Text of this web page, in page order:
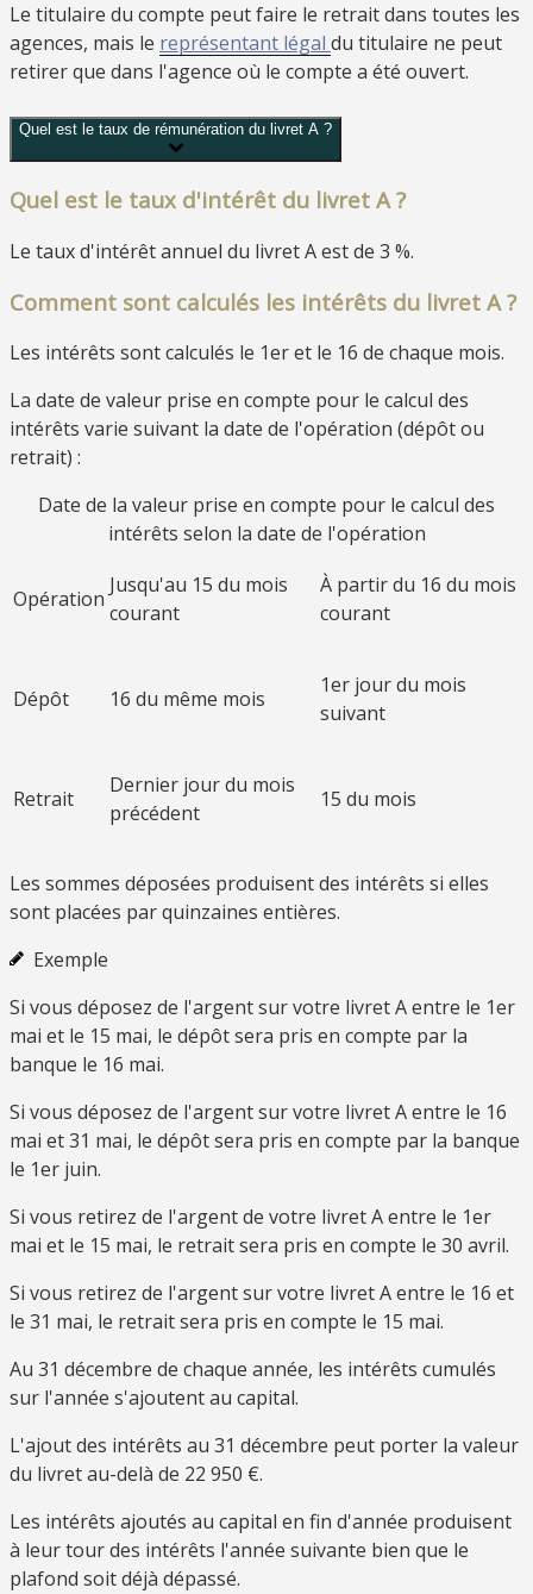
Le titulaire du compte peut faire le retrait dans toutes les
agences, mais le représentant légal du titulaire ne peut
retirer que dans l'agence où le compte a été ouvert.
Quel est le taux de rémunération du livret A ?
Quel est le taux d'intérêt du livret A ?
Le taux d'intérêt annuel du livret A est de 3 %.
Comment sont calculés les intérêts du livret A ?
Les intérêts sont calculés le 1eret le 16 de chaque mois.
La date de valeur prise en compte pour le calcul des
intérêts varie suivant la date de l'opération (dépôt ou
retrait) :
Date de la valeur prise en compte pour le calcul des
intérêts selon la date de l'opération
Opération
Jusqu'au 15 du mois
courant
À partir du 16 du mois
courant
Dépôt 16 du même mois
1er jour du mois
suivant
Retrait
Dernier jour du mois
précédent
15 du mois
Les sommes déposées produisent des intérêts si elles
sont placées par quinzaines entières.
Exemple
Si vous déposez de l'argent sur votre livret A entre le 1er
mai et le 15 mai, le dépôt sera pris en compte par la
banque le 16 mai.
Si vous déposez de l'argent sur votre livret A entre le 16
mai et 31 mai, le dépôt sera pris en compte par la banque
le 1er juin.
Si vous retirez de l'argent de votre livret A entre le 1er
mai et le 15 mai, le retrait sera pris en compte le 30 avril.
Si vous retirez de l'argent sur votre livret A entre le 16 et
le 31 mai, le retrait sera pris en compte le 15 mai.
Au 31 décembre de chaque année, les intérêts cumulés
sur l'année s'ajoutent au capital.
L'ajout des intérêts au 31 décembre peut porter la valeur
du livret au-delà de 22 950 €.
Les intérêts ajoutés au capital en fin d'année produisent
à leur tour des intérêts l'année suivante bien que le
plafond soit déjà dépassé.